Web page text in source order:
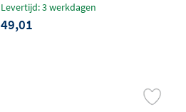
Levertijd: 3 werkdagen
49,01